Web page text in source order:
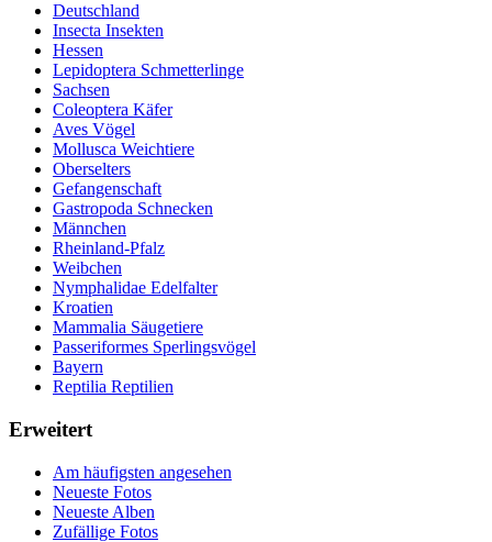
Deutschland
Insecta Insekten
Hessen
Lepidoptera Schmetterlinge
Sachsen
Coleoptera Käfer
Aves Vögel
Mollusca Weichtiere
Oberselters
Gefangenschaft
Gastropoda Schnecken
Männchen
Rheinland-Pfalz
Weibchen
Nymphalidae Edelfalter
Kroatien
Mammalia Säugetiere
Passeriformes Sperlingsvögel
Bayern
Reptilia Reptilien
Erweitert
Am häufigsten angesehen
Neueste Fotos
Neueste Alben
Zufällige Fotos